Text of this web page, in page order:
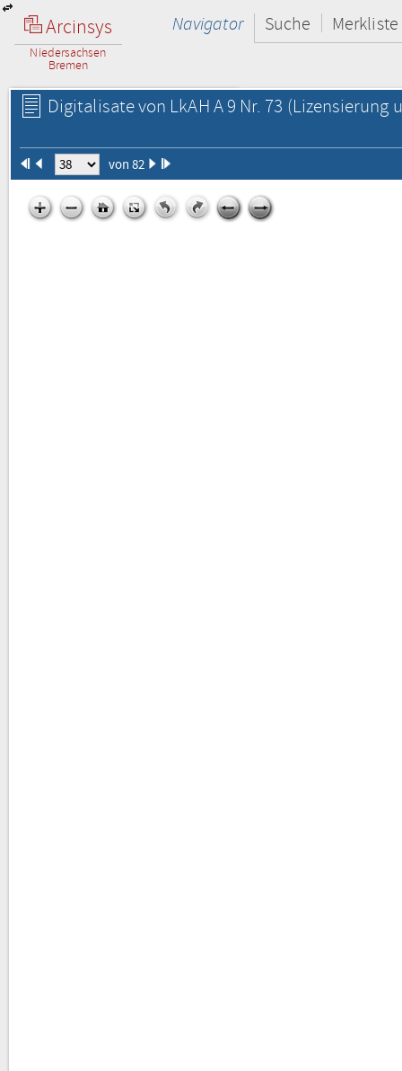
Arcinsys
Niedersachsen
Bremen
Navigator Suche Merkliste
Digitalisate von LkAH A 9 Nr. 73 (Lizensierung
von 82